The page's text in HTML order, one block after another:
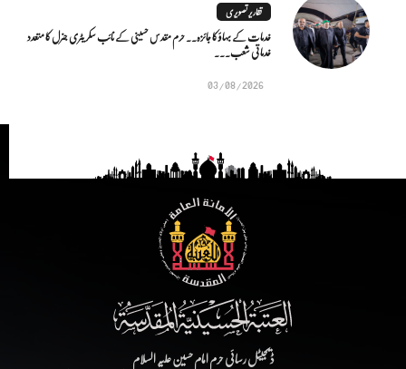
تقاریر تصویری
خدمات کے بہاؤ کا جائزہ.. حرم مقدس حسینی کے نائب سکریٹری جنرل کا متعدد
خدماتی شعب...
03/08/2026
ڈیجیٹل رسائی حرم امام حسین علیہ السلام